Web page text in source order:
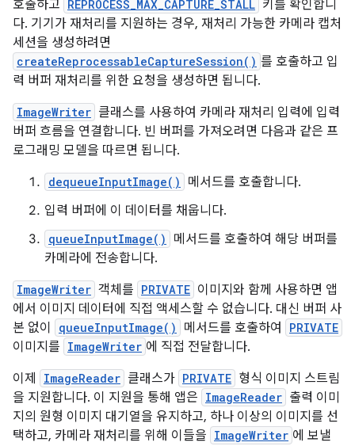
호출하고 REPROCESS_MAX_CAPTURE_STALL 키를 확인합니
다. 기기가 재처리를 지원하는 경우, 재처리 가능한 카메라 캡처
세션을 생성하려면
createReprocessableCaptureSession() 를 호출하고 입
력 버퍼 재처리를 위한 요청을 생성하면 됩니다.
ImageWriter 클래스를 사용하여 카메라 재처리 입력에 입력
버퍼 흐름을 연결합니다. 빈 버퍼를 가져오려면 다음과 같은 프
로그래밍 모델을 따르면 됩니다.
dequeueInputImage()
메서드를 호출합니다.
입력 버퍼에 이 데이터를 채웁니다.
queueInputImage()
메서드를 호출하여 해당 버퍼를
카메라에 전송합니다.
ImageWriter 객체를 PRIVATE 이미지와 함께 사용하면 앱
에서 이미지 데이터에 직접 액세스할 수 없습니다. 대신 버퍼 사
본 없이
queueInputImage() 메서드를 호출하여 PRIVATE
이미지를 ImageWriter 에 직접 전달합니다.
이제
ImageReader 클래스가 PRIVATE 형식 이미지 스트림
을 지원합니다. 이 지원을 통해 앱은 ImageReader 출력 이미
지의 원형 이미지 대기열을 유지하고, 하나 이상의 이미지를 선
택하고, 카메라 재처리를 위해 이들을 ImageWriter 에 보낼